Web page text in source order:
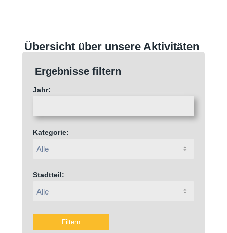
Übersicht über unsere Aktivitäten
Ergebnisse filtern
Jahr:
Kategorie:
Stadtteil: